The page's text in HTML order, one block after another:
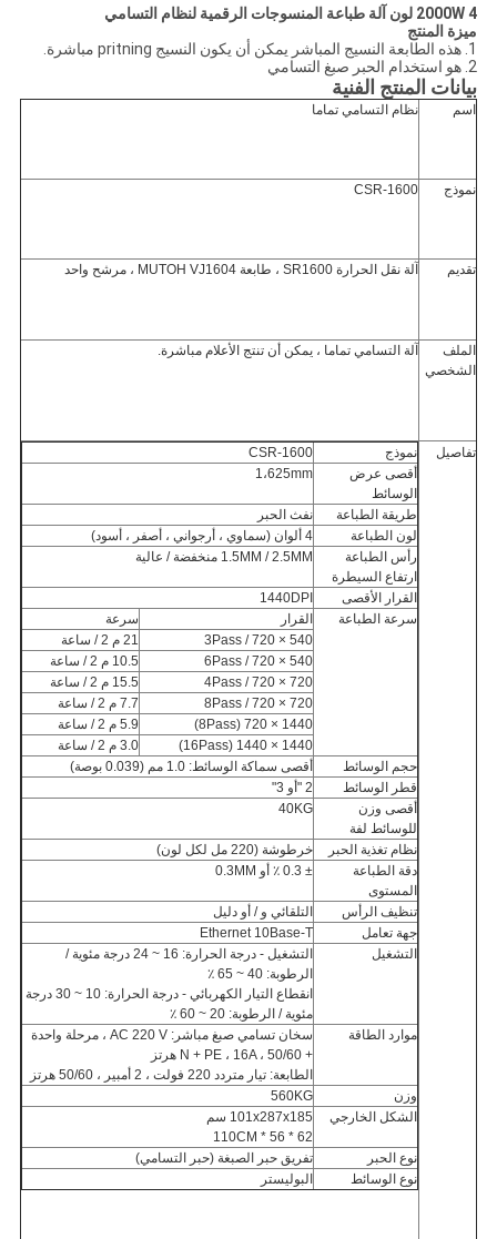
الخصوصية
2000W 4 لون آلة طباعة المنسوجات الرقمية لنظام التسامي
ميزة المنتج
1. هذه الطابعة النسيج المباشر يمكن أن يكون النسيج pritning مباشرة.
2. هو استخدام الحبر صبغ التسامي
بيانات المنتج الفنية
اسم نظام التسامي تماما
نموذج CSR-1600
تقديم آلة نقل الحرارة SR1600 ، طابعة MUTOH VJ1604 ، مرشح واحد
الملف
الشخصي
آلة التسامي تماما ، يمكن أن تنتج الأعلام مباشرة.
تفاصيل نموذج
CSR-1600
أقصى عرض
الوسائط
1،625mm
طريقة الطباعة
نفث الحبر
لون الطباعة
4 ألوان (سماوي ، أرجواني ، أصفر ، أسود)
رأس الطباعة
ارتفاع السيطرة
1.5MM / 2.5MM منخفضة / عالية
القرار الأقصى
1440DPI
سرعة الطباعة
القرار
سرعة
540 × 720 / 3Pass
21 م 2 / ساعة
540 × 720 / 6Pass
10.5 م 2 / ساعة
720 × 720 / 4Pass
15.5 م 2 / ساعة
720 × 720 / 8Pass
7.7 م 2 / ساعة
1440 × 720 (8Pass)
5.9 م 2 / ساعة
1440 × 1440 (16Pass)
3.0 م 2 / ساعة
حجم الوسائط
أقصى سماكة الوسائط: 1.0 مم (0.039 بوصة)
قطر الوسائط
2 "أو 3"
أقصى وزن
للوسائط لفة
40KG
نظام تغذية الحبر
خرطوشة (220 مل لكل لون)
دقة الطباعة
المستوى
± 0.3 ٪ أو 0.3MM
تنظيف الرأس
التلقائي و / أو دليل
جهة تعامل
Ethernet 10Base-T
التشغيل
التشغيل - درجة الحرارة: 16 ~ 24 درجة مئوية /
الرطوبة: 40 ~ 65 ٪
انقطاع التيار الكهربائي - درجة الحرارة: 10 ~ 30 درجة
مئوية / الرطوبة: 20 ~ 60 ٪
موارد الطاقة
سخان تسامي صبغ مباشر: AC 220 V ، مرحلة واحدة
+ N + PE ، 16A ، 50/60 هرتز
الطابعة: تيار متردد 220 فولت ، 2 أمبير ، 50/60 هرتز
وزن
560KG
الشكل الخارجي
101x287x185 سم
62 * 56 * 110CM
نوع الحبر
تفريق حبر الصبغة (حبر التسامي)
نوع الوسائط
البوليستر